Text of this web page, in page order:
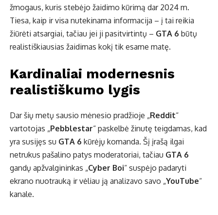
žmogaus, kuris stebėjo žaidimo kūrimą dar 2024 m.
Tiesa, kaip ir visa nutekinama informacija – į tai reikia
žiūrėti atsargiai, tačiau jei ji pasitvirtintų – GTA 6 būtų
realistiškiausias žaidimas kokį tik esame matę.
Kardinaliai modernesnis
realistiškumo lygis
Dar šių metų sausio mėnesio pradžioje „Reddit“
vartotojas „Pebblestar“ paskelbė žinutę teigdamas, kad
yra susijęs su GTA 6 kūrėjų komanda. Šį įrašą ilgai
netrukus pašalino patys moderatoriai, tačiau GTA 6
gandų apžvalgininkas „Cyber Boi“ suspėjo padaryti
ekrano nuotrauką ir vėliau ją analizavo savo „YouTube“
kanale.